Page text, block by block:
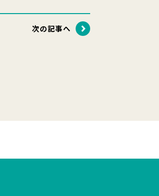
次の記事へ